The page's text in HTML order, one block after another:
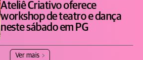
Ateliê Criativo oferece
workshop de teatro e dança
neste sábado em PG
Ver mais